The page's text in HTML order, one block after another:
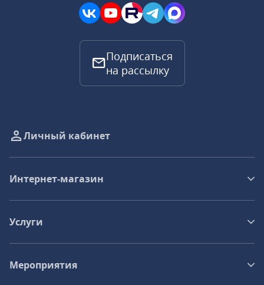
Подписаться
на рассылку
Личный кабинет
Интернет-магазин
Услуги
Мероприятия